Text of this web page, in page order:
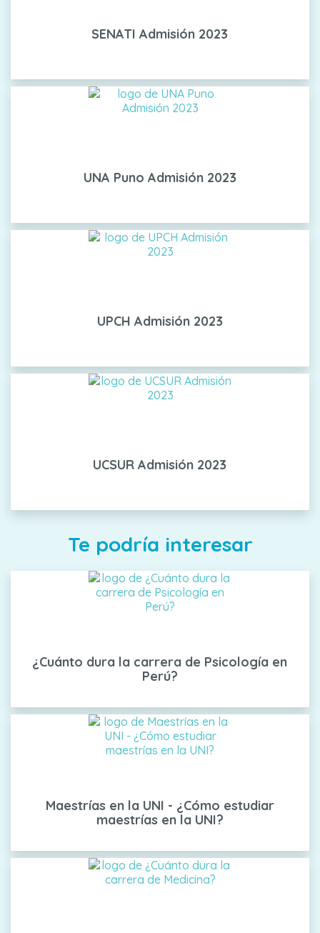
SENATI Admisión 2023
UNA Puno Admisión 2023
UPCH Admisión 2023
UCSUR Admisión 2023
Te podría interesar
¿Cuánto dura la carrera de Psicología en
Perú?
Maestrías en la UNI - ¿Cómo estudiar
maestrías en la UNI?